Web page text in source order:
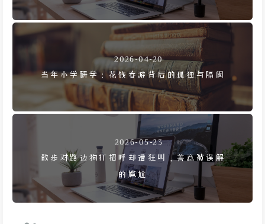
2026-04-20
当年小学研学：花钱春游背后的孤独与隔阂
2026-05-23
散步对路边狗打招呼却遭狂叫，善意被误解
的尴尬